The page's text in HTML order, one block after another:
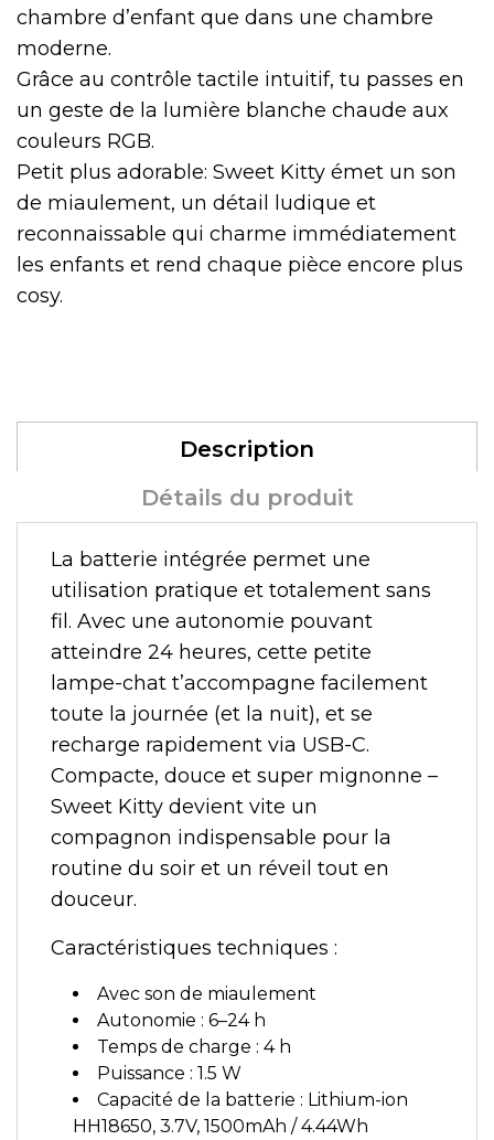
chambre d’enfant que dans une chambre
moderne.
Grâce au contrôle tactile intuitif, tu passes en
un geste de la lumière blanche chaude aux
couleurs RGB.
Petit plus adorable: Sweet Kitty émet un son
de miaulement, un détail ludique et
reconnaissable qui charme immédiatement
les enfants et rend chaque pièce encore plus
cosy.
Description
Détails du produit
La batterie intégrée permet une
utilisation pratique et totalement sans
fil. Avec une autonomie pouvant
atteindre 24 heures, cette petite
lampe-chat t’accompagne facilement
toute la journée (et la nuit), et se
recharge rapidement via USB-C.
Compacte, douce et super mignonne –
Sweet Kitty devient vite un
compagnon indispensable pour la
routine du soir et un réveil tout en
douceur.
Caractéristiques techniques :
Avec son de miaulement
Autonomie : 6–24 h
Temps de charge : 4 h
Puissance : 1.5 W
Capacité de la batterie : Lithium-ion
HH18650, 3.7V, 1500mAh / 4.44Wh